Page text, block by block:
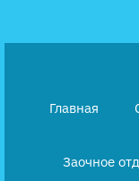
Главная
Заочное